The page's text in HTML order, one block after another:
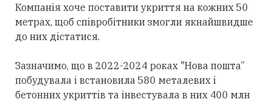
Компанія хоче поставити укриття на кожних 50
метрах, щоб співробітники змогли якнайшвидше
до них дістатися.
Зазначимо, що в 2022-2024 роках "Нова пошта”
побудувала і встановила 580 металевих і
бетонних укриттів та інвестувала в них 400 млн